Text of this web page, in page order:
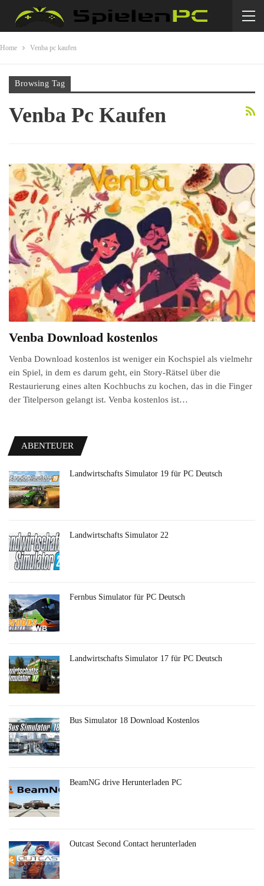
Home Venba pc kaufen
Browsing Tag
Venba Pc Kaufen
Venba Download kostenlos
Venba Download kostenlos ist weniger ein Kochspiel als vielmehr
ein Spiel, in dem es darum geht, ein Story-Rätsel über die
Restaurierung eines alten Kochbuchs zu kochen, das in die Finger
der Titelperson gelangt ist. Venba kostenlos ist…
ABENTEUER
Landwirtschafts Simulator 19 für PC Deutsch
Landwirtschafts Simulator 22
Fernbus Simulator für PC Deutsch
Landwirtschafts Simulator 17 für PC Deutsch
Bus Simulator 18 Download Kostenlos
BeamNG drive Herunterladen PC
Outcast Second Contact herunterladen